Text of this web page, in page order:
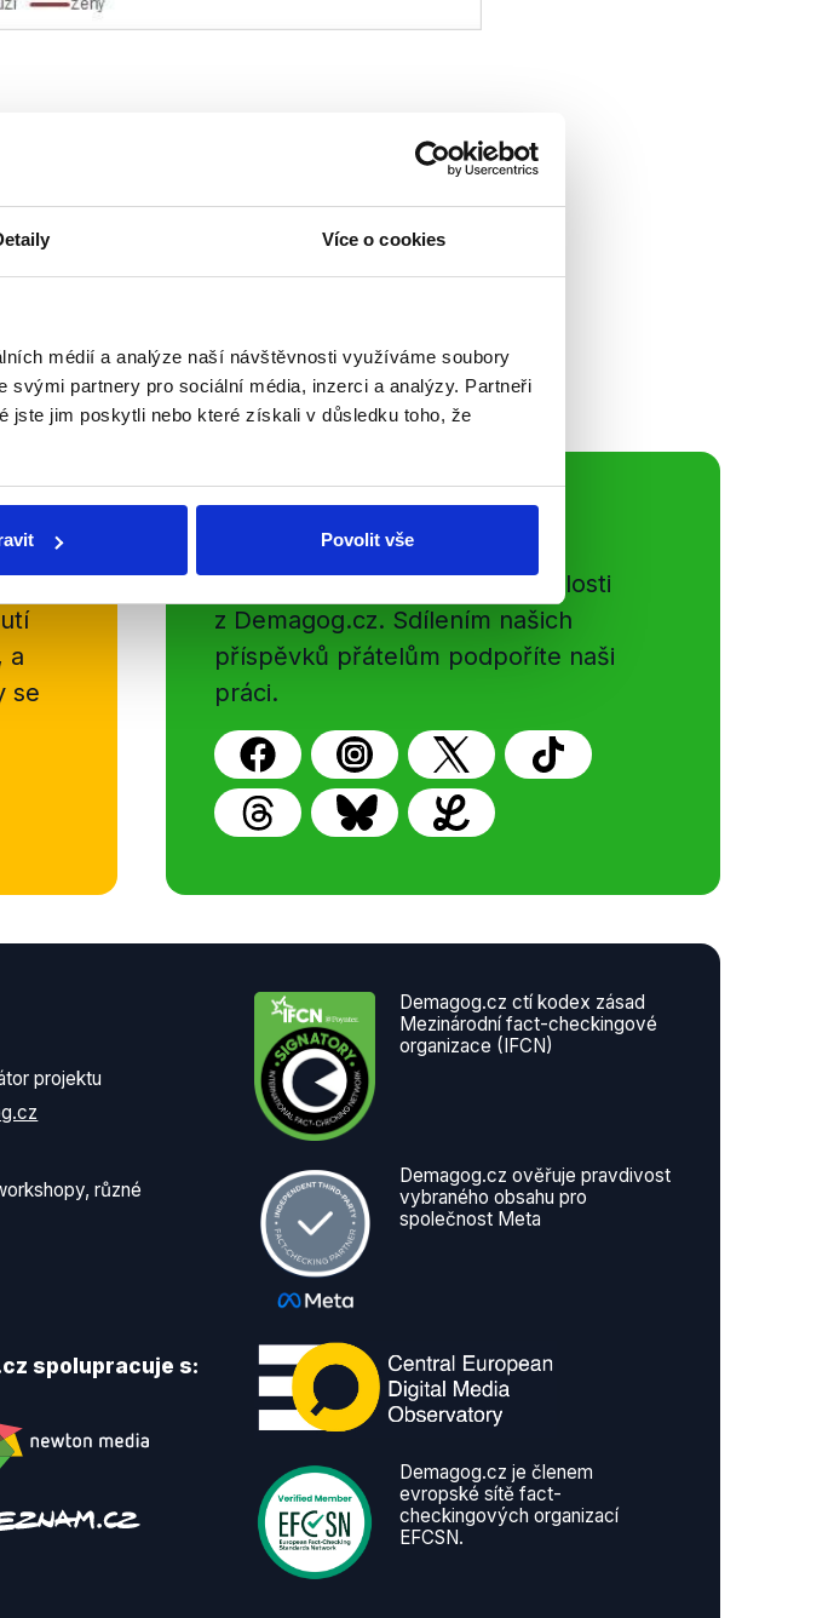
Více o cookies
médií a analýze naší návštěvnosti využíváme soubory
partnery pro sociální média, inzerci a analýzy. Partneři
jste jim poskytli nebo které získali v důsledku toho, že
Povolit vše
nad "seznamem nesvobody"
Partii na Primě sehrál místopředseda Senátu
Škromach (ČSSD) a europoslanec Jiří Pospíšil
za TOP 09) a o poklidnou partii se skutečně
dál
a
se
Sociální sítě
Nenechte si ujít nejnovější události
z Demagog.cz. Sdílením našich
příspěvků přátelům podpoříte naši
práci.
projektu
různé
spolupracuje s:
Demagog.cz ctí kodex zásad
Mezinárodní fact-checkingové
organizace (IFCN)
Demagog.cz ověřuje pravdivost
vybraného obsahu pro
společnost Meta
Demagog.cz je členem
evropské sítě fact-
checkingových organizací
EFCSN.